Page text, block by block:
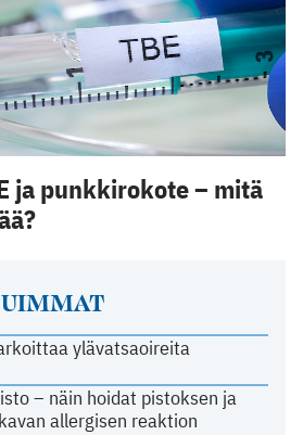
ylävatsaoireita
– näin hoidat pistoksen ja
allergisen reaktion
ja punkkirokote – mitä